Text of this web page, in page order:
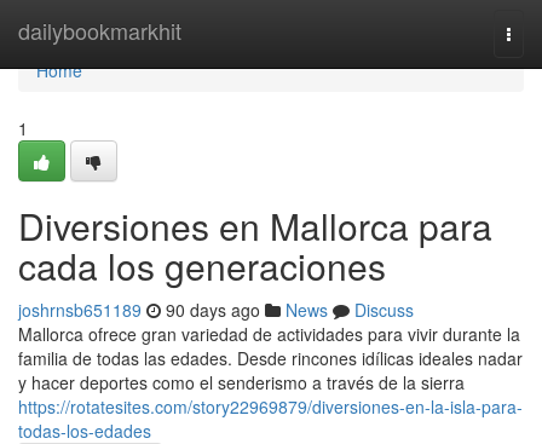
dailybookmarkhit
Home
Home
1
Diversiones en Mallorca para
cada los generaciones
joshrnsb651189 90 days ago News
Discuss
Mallorca ofrece gran variedad de actividades para vivir durante la
familia de todas las edades. Desde rincones idílicas ideales nadar
y hacer deportes como el senderismo a través de la sierra
https://rotatesites.com/story22969879/diversiones-en-la-isla-para-
todas-los-edades